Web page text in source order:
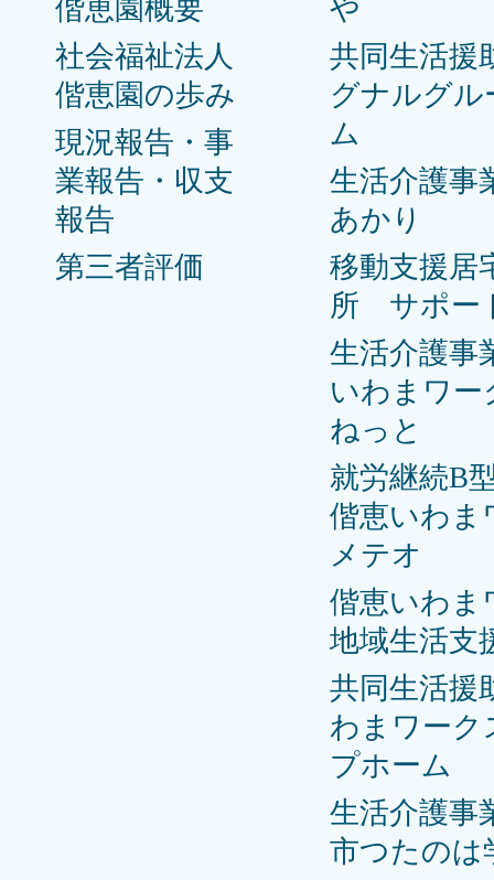
偕恵園概要
社会福祉法人
偕恵園の歩み
現況報告・事
業報告・収支
報告
第三者評価
や
共同生活
グナルグル
ム
生活介護
あかり
移動支援居
所 サポー
生活介護
いわまワー
ねっと
就労継続
偕恵いわま
メテオ
偕恵いわま
地域生活支
共同生活
わまワーク
プホーム
生活介護
市つたのは